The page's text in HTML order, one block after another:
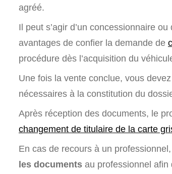
agréé.
Il peut s’agir d’un concessionnaire
avantages de confier la demande de
procédure dès l’acquisition du
Une fois la vente conclue, vous devez
nécessaires à la constitution du
Après réception des documents, le
changement de titulaire de la carte
En cas de recours à un
les documents au professionnel afin